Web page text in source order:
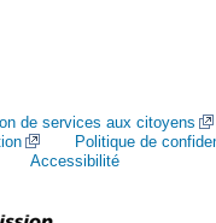
de services aux citoyens
Politique de
Accessibilité